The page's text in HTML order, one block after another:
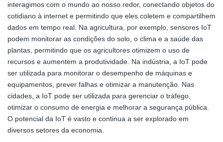
interagimos com o mundo ao nosso redor, conectando objetos do
cotidiano à internet e permitindo que eles coletem e compartilhem
dados em tempo real. Na agricultura, por exemplo, sensores IoT
podem monitorar as condições do solo, o clima e a saúde das
plantas, permitindo que os agricultores otimizem o uso de
recursos e aumentem a produtividade. Na indústria, a IoT pode
ser utilizada para monitorar o desempenho de máquinas e
equipamentos, prever falhas e otimizar a manutenção. Nas
cidades, a IoT pode ser utilizada para gerenciar o tráfego,
otimizar o consumo de energia e melhorar a segurança pública.
O potencial da IoT é vasto e continua a ser explorado em
diversos setores da economia.